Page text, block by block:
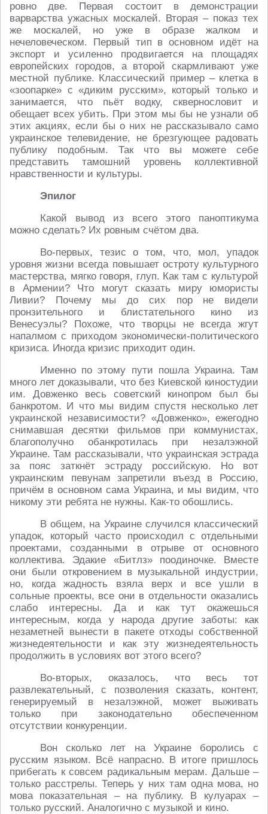
ровно две. Первая состоит в демонстрации
варварства ужасных москалей. Вторая – показ тех
же москалей, но уже в образе жалком и
нечеловеческом. Первый тип в основном идёт на
экспорт и усиленно продвигается на площадях
европейских городов, а второй скармливают уже
местной публике. Классический пример – клетка в
«зоопарке» с «диким русским», который только и
занимается, что пьёт водку, сквернословит и
обещает всех убить. При этом мы бы не узнали об
этих акциях, если бы о них не рассказывало само
украинское телевидение, не брезгующее радовать
публику подобным. Так что вы можете себе
представить тамошний уровень коллективной
нравственности и культуры.
Эпилог
Какой вывод из всего этого паноптикума
можно сделать? Их ровным счётом два.
Во-первых, тезис о том, что, мол, упадок
уровня жизни всегда повышает остроту культурного
мастерства, мягко говоря, глуп. Как там с культурой
в Армении? Что могут сказать миру юмористы
Ливии? Почему мы до сих пор не видели
пронзительного и блистательного кино из
Венесуэлы? Похоже, что творцы не всегда жгут
напалмом с приходом экономически-политического
кризиса. Иногда кризис приходит один.
Именно по этому пути пошла Украина. Там
много лет доказывали, что без Киевской киностудии
им. Довженко весь советский кинопром был бы
банкротом. И что мы видим спустя несколько лет
украинской независимости? «Довженко», ежегодно
снимавшая десятки фильмов при коммунистах,
благополучно обанкротилась при незалэжной
Украине. Там рассказывали, что украинская эстрада
за пояс заткнёт эстраду российскую. Но вот
украинским певунам запретили въезд в Россию,
причём в основном сама Украина, и мы видим, что
никому эти ребята не нужны. Как-то обошлись.
В общем, на Украине случился классический
упадок, который часто происходил с отдельными
проектами, созданными в отрыве от основного
коллектива. Эдакие «Битлз» поодиночке. Вместе
они были откровением в музыкальной индустрии,
но, когда жадность взяла верх и все ушли в
сольные проекты, все они в отдельности оказались
слабо интересны. Да и как тут окажешься
интересным, когда у народа другие заботы: как
незаметней вынести в пакете отходы собственной
жизнедеятельности и как эту жизнедеятельность
продолжить в условиях вот этого всего?
Во-вторых, оказалось, что весь тот
развлекательный, с позволения сказать, контент,
генерируемый в незалэжной, может выживать
только при законодательно обеспеченном
отсутствии конкуренции.
Вон сколько лет на Украине боролись с
русским языком. Всё напрасно. В итоге пришлось
прибегать к совсем радикальным мерам. Дальше –
только расстрелы. Теперь у них там одна мова, но
мова показательная – на публику. В кулуарах –
только русский. Аналогично с музыкой и кино.